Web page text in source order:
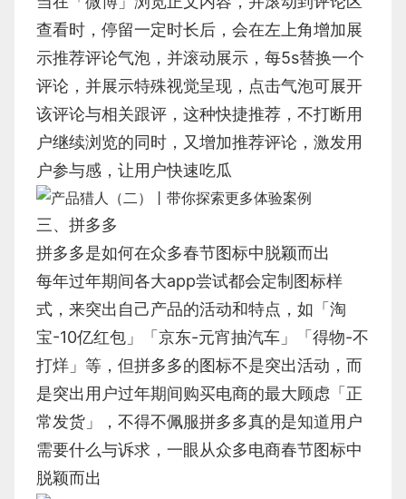
查看时，停留一定时长后，会在左上角增加展
示推荐评论气泡，并滚动展示，每5s替换一个
评论，并展示特殊视觉呈现，点击气泡可展开
该评论与相关跟评，这种快捷推荐，不打断用
户继续浏览的同时，又增加推荐评论，激发用
户参与感，让用户快速吃瓜
三、拼多多
拼多多是如何在众多春节图标中脱颖而出
每年过年期间各大app尝试都会定制图标样
式，来突出自己产品的活动和特点，如「淘
宝-10亿红包」「京东-元宵抽汽车」「得物-不
打烊」等，但拼多多的图标不是突出活动，而
是突出用户过年期间购买电商的最大顾虑「正
常发货」，不得不佩服拼多多真的是知道用户
需要什么与诉求，一眼从众多电商春节图标中
脱颖而出